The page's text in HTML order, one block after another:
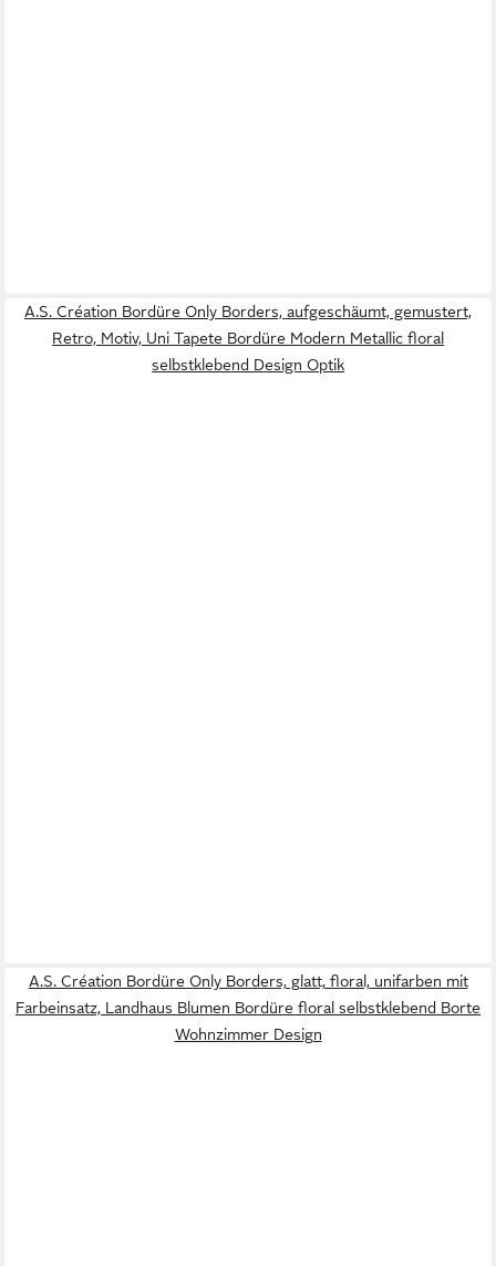
A.S. Création Bordüre Only Borders, aufgeschäumt, gemustert,
Retro, Motiv, Uni Tapete Bordüre Modern Metallic floral
selbstklebend Design Optik
A.S. Création Bordüre Only Borders, glatt, floral, unifarben mit
Farbeinsatz, Landhaus Blumen Bordüre floral selbstklebend Borte
Wohnzimmer Design